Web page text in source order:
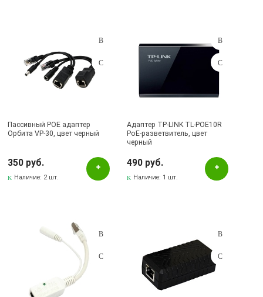
Пассивный POE адаптер
Орбита VP-30, цвет черный
350 руб.
Наличие: 2 шт.
Адаптер TP-LINK TL-POE10R
PoE-разветвитель, цвет
черный
490 руб.
Наличие: 1 шт.